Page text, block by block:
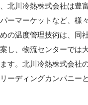
北川冷熱株式会社は豊
ーマーケットなど、様
の温度管理技術は、同
し、物流センターで
す。北川冷熱株式会社
ーディングカンパニー